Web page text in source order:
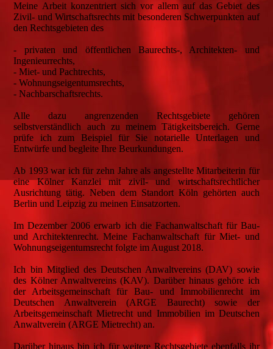
Meine Arbeit konzentriert sich vor allem auf das Gebiet des
Zivil- und Wirtschaftsrechts mit besonderen Schwerpunkten auf
den Rechtsgebieten des
- privaten und öffentlichen Baurechts-, Architekten- und
Ingenieurrechts,
- Miet- und Pachtrechts,
- Wohnungseigentumsrechts,
- Nachbarschaftsrechts.
Alle dazu angrenzenden Rechtsgebiete gehören
selbstverständlich auch zu meinem Tätigkeitsbereich. Gerne
prüfe ich zum Beispiel für Sie notarielle Unterlagen und
Entwürfe und begleite Ihre Beurkundungen.
Ab 1993 war ich für zehn Jahre als angestellte Mitarbeiterin für
eine Kölner Kanzlei mit zivil- und wirtschaftsrechtlicher
Ausrichtung tätig. Neben dem Standort Köln gehörten auch
Berlin und Leipzig zu meinen Einsatzorten.
Im Dezember 2006 erwarb ich die Fachanwaltschaft für Bau-
und Architektenrecht. Meine Fachanwaltschaft für Miet- und
Wohnungseigentumsrecht folgte im August 2018.
Ich bin Mitglied des Deutschen Anwaltvereins (DAV) sowie
des Kölner Anwaltvereins (KAV). Darüber hinaus gehöre ich
der Arbeitsgemeinschaft für Bau- und Immobilienrecht im
Deutschen Anwaltverein (ARGE Baurecht) sowie der
Arbeitsgemeinschaft Mietrecht und Immobilien im Deutschen
Anwaltverein (ARGE Mietrecht) an.
Darüber hinaus bin ich für weitere Rechtsgebiete ebenfalls ihr